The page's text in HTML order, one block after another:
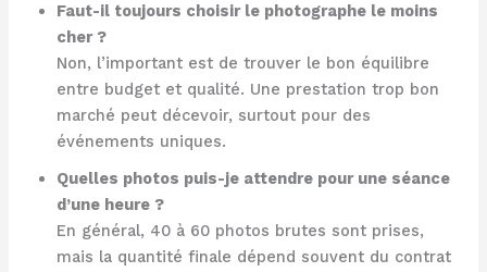
Faut-il toujours choisir le photographe le moins
cher ?
Non, l’important est de trouver le bon équilibre
entre budget et qualité. Une prestation trop bon
marché peut décevoir, surtout pour des
événements uniques.
Quelles photos puis-je attendre pour une séance
d’une heure ?
En général, 40 à 60 photos brutes sont prises,
mais la quantité finale dépend souvent du contrat